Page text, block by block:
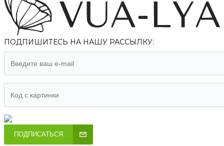
ПОДПИШИТЕСЬ НА НАШУ РАССЫЛКУ:
ПОДПИСАТЬСЯ